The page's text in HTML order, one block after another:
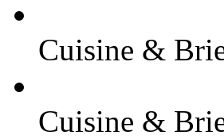
Cuisine &
Cuisine &